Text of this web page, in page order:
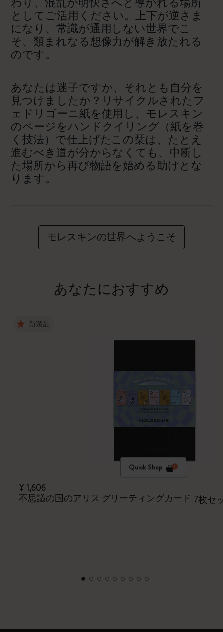
としてご活用ください。上下が逆さま
になり、常識が通用しない世界でこ
そ、類まれなる想像力が解き放たれる
のです。
あなたは迷子ですか、それとも自分を
見つけましたか？リサイクルされたフ
ェドリゴーニ紙を使用し、モレスキン
のページをハンドクイリング（紙を巻
く技法）で仕上げたこの栞は、たとえ
進むべき道が分からなくても、中断し
た場所から再び物語を始める助けとな
ります。
モレスキンの世界へようこそ
あなたにおすすめ
新製品
Quick Shop
¥ 1,606
不思議の国のアリス グリーティングカード 7枚セ